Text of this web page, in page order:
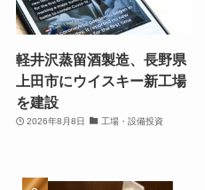
軽井沢蒸留酒製造、長野県
上田市にウイスキー新工場
を建設
2026年8月8日 工場・設備投資